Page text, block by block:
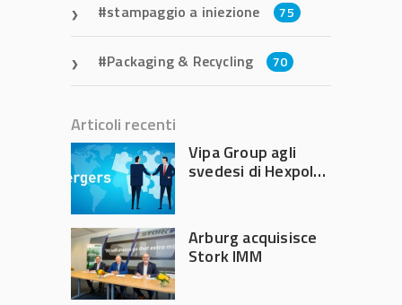
stampaggio a iniezione 75
Packaging & Recycling 70
Articoli recenti
Vipa Group agli
svedesi di Hexpol
Arburg acquisisce
Stork IMM